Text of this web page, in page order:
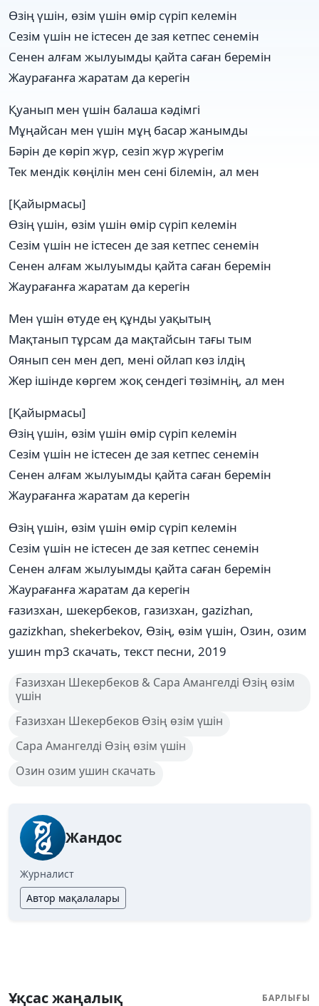
Өзің үшін, өзім үшін өмір сүріп келемін
Сезім үшін не істесен де зая кетпес сенемін
Сенен алғам жылуымды қайта саған беремін
Жаурағанға жаратам да керегін
Қуанып мен үшін балаша кәдімгі
Мұңайсан мен үшін мұң басар жанымды
Бәрін де көріп жүр, сезіп жүр жүрегім
Тек мендік көңілін мен сені білемін, ал мен
[Қайырмасы]
Өзің үшін, өзім үшін өмір сүріп келемін
Сезім үшін не істесен де зая кетпес сенемін
Сенен алғам жылуымды қайта саған беремін
Жаурағанға жаратам да керегін
Мен үшін өтуде ең құнды уақытың
Мақтанып тұрсам да мақтайсын тағы тым
Оянып сен мен деп, мені ойлап көз ілдің
Жер ішінде көргем жоқ сендегі төзімнің, ал мен
[Қайырмасы]
Өзің үшін, өзім үшін өмір сүріп келемін
Сезім үшін не істесен де зая кетпес сенемін
Сенен алғам жылуымды қайта саған беремін
Жаурағанға жаратам да керегін
Өзің үшін, өзім үшін өмір сүріп келемін
Сезім үшін не істесен де зая кетпес сенемін
Сенен алғам жылуымды қайта саған беремін
Жаурағанға жаратам да керегін
ғазизхан, шекербеков, газизхан, gazizhan,
gazizkhan, shekerbekov, Өзің, өзім үшін, Озин, озим
ушин mp3 скачать, текст песни, 2019
Ғазизхан Шекербеков & Сара Амангелді Өзің өзім
үшін
Ғазизхан Шекербеков Өзің өзім үшін
Сара Амангелді Өзің өзім үшін
Озин озим ушин скачать
Жандос
Журналист
Автор мақалалары
Ұқсас жаңалық БАРЛЫҒЫ